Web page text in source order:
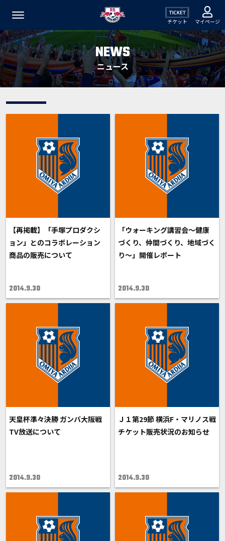
チケット マイページ
NEWS
ニュース
【再掲載】「手塚プロダクシ
ョン」とのコラボレーション
商品の販売について
2014.9.30
「ウォーキング講習会～健康
づくり、仲間づくり、地域づく
り～」開催レポート
2014.9.30
天皇杯準々決勝 ガンバ大阪戦
TV放送について
2014.9.30
Ｊ１第29節 横浜F・マリノス戦
チケット販売状況のお知らせ
2014.9.30